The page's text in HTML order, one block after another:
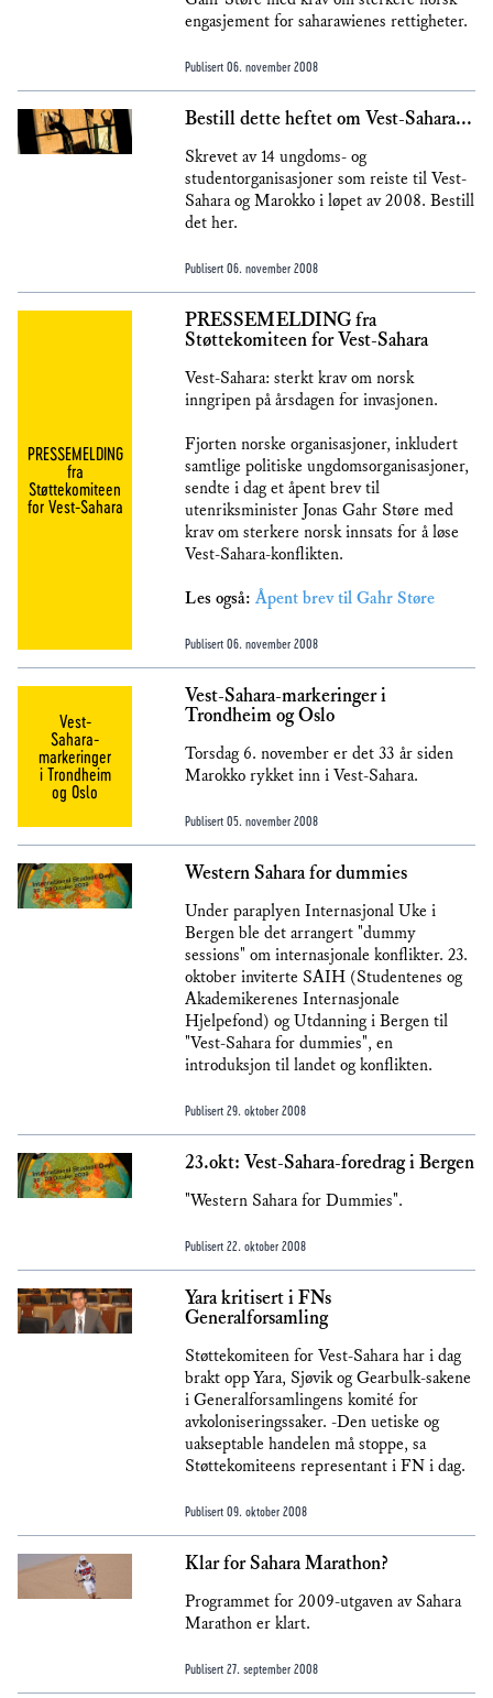
engasjement for saharawienes rettigheter.
Publisert 06. november 2008
Bestill dette heftet om Vest-Sahara...
Skrevet av 14 ungdoms- og
studentorganisasjoner som reiste til Vest-
Sahara og Marokko i løpet av 2008. Bestill
det her.
Publisert 06. november 2008
PRESSEMELDING
fra
Støttekomiteen
for Vest-Sahara
PRESSEMELDING fra
Støttekomiteen for Vest-Sahara
Vest-Sahara: sterkt krav om norsk
inngripen på årsdagen for invasjonen.
Fjorten norske organisasjoner, inkludert
samtlige politiske ungdomsorganisasjoner,
sendte i dag et åpent brev til
utenriksminister Jonas Gahr Støre med
krav om sterkere norsk innsats for å løse
Vest-Sahara-konflikten.
Les også: Åpent brev til Gahr Støre
Publisert 06. november 2008
Vest-
Sahara-
markeringer
i Trondheim
og Oslo
Vest-Sahara-markeringer i
Trondheim og Oslo
Torsdag 6. november er det 33 år siden
Marokko rykket inn i Vest-Sahara.
Publisert 05. november 2008
Western Sahara for dummies
Under paraplyen Internasjonal Uke i
Bergen ble det arrangert "dummy
sessions" om internasjonale konflikter. 23.
oktober inviterte SAIH (Studentenes og
Akademikerenes Internasjonale
Hjelpefond) og Utdanning i Bergen til
"Vest-Sahara for dummies", en
introduksjon til landet og konflikten.
Publisert 29. oktober 2008
23.okt: Vest-Sahara-foredrag i Bergen
"Western Sahara for Dummies".
Publisert 22. oktober 2008
Yara kritisert i FNs
Generalforsamling
Støttekomiteen for Vest-Sahara har i dag
brakt opp Yara, Sjøvik og Gearbulk-sakene
i Generalforsamlingens komité for
avkoloniseringssaker. -Den uetiske og
uakseptable handelen må stoppe, sa
Støttekomiteens representant i FN i dag.
Publisert 09. oktober 2008
Klar for Sahara Marathon?
Programmet for 2009-utgaven av Sahara
Marathon er klart.
Publisert 27. september 2008